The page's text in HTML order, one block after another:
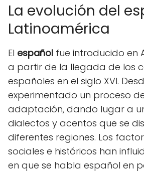
La evolución del
Latinoamérica
El español fue introducido en
a partir de la llegada de los
españoles en el siglo XVI.
experimentado un proceso
adaptación, dando lugar a
dialectos y acentos que se
diferentes regiones. Los
sociales e históricos han
en que se habla español en